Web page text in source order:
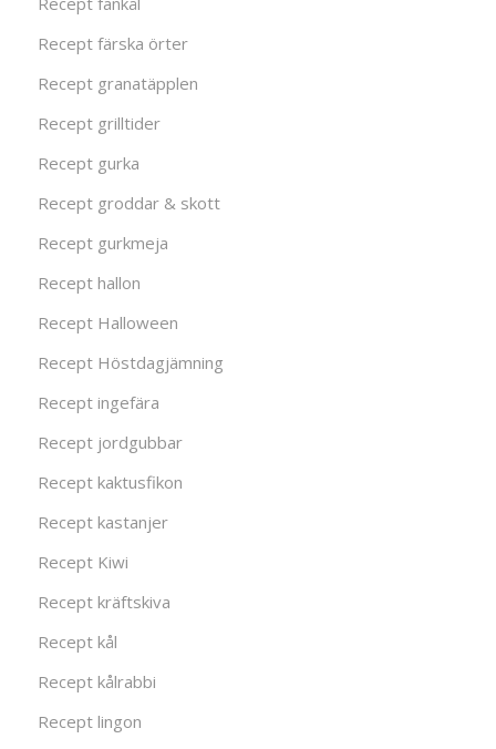
Recept färska örter
Recept granatäpplen
Recept grilltider
Recept gurka
Recept groddar & skott
Recept gurkmeja
Recept hallon
Recept Halloween
Recept Höstdagjämning
Recept ingefära
Recept jordgubbar
Recept kaktusfikon
Recept kastanjer
Recept Kiwi
Recept kräftskiva
Recept kål
Recept kålrabbi
Recept lingon